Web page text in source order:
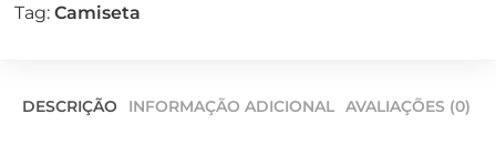
Tag: Camiseta
DESCRIÇÃO INFORMAÇÃO ADICIONAL AVALIAÇÕES (0)